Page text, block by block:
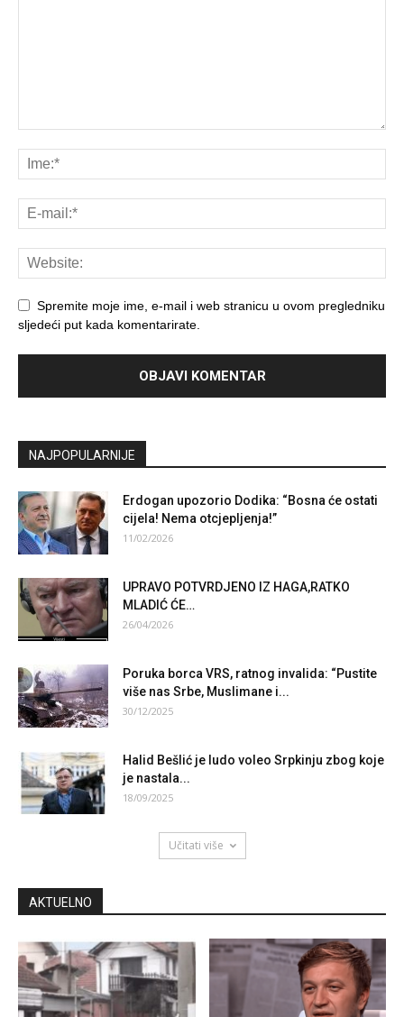
Spremite moje ime, e-mail i web stranicu u ovom pregledniku
sljedeći put kada komentarirate.
NAJPOPULARNIJE
Erdogan upozorio Dodika: “Bosna će ostati
cijela! Nema otcjepljenja!”
11/02/2026
UPRAVO POTVRDJENO IZ HAGA,RATKO
MLADIĆ ĆE…
26/04/2026
Poruka borca VRS, ratnog invalida: “Pustite
više nas Srbe, Muslimane i...
30/12/2025
Halid Bešlić je ludo voleo Srpkinju zbog koje
je nastala...
18/09/2025
Učitati više
AKTUELNO